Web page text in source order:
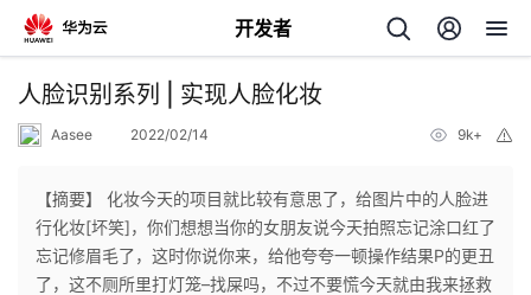
开发者
返
个
人脸识别系列 | 实现人脸化妆
Aasee 2022/02/14 9k+
【摘要】 化妆今天的项目就比较有意思了，给图片中的人脸进
行化妆[坏笑]，你们想想当你的女朋友说今天拍照忘记涂口红了
忘记修眉毛了，这时你说你来，给他夸夸一顿操作结果P的更丑
了，这不厕所里打灯笼–找屎吗，不过不要慌今天就由我来拯救